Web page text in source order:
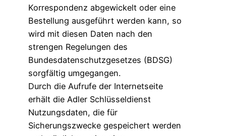
Korrespondenz abgewickelt oder eine
Bestellung ausgeführt werden kann, so
wird mit diesen Daten nach den
strengen Regelungen des
Bundesdatenschutzgesetzes (BDSG)
sorgfältig umgegangen.
Durch die Aufrufe der Internetseite
erhält die Adler Schlüsseldienst
Nutzungsdaten, die für
Sicherungszwecke gespeichert werden